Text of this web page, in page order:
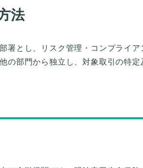
法
署とし、リスク管理・コンプライア
の部門から独立し、対象取引の特定